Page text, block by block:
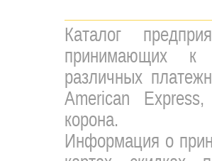
Каталог
принимающих к
различных
American
корона.
Информация о